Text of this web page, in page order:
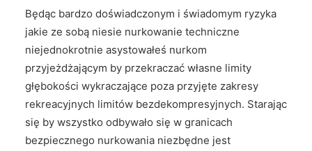
Będąc bardzo doświadczonym i świadomym ryzyka
jakie ze sobą niesie nurkowanie techniczne
niejednokrotnie asystowałeś nurkom
przyjeżdżającym by przekraczać własne limity
głębokości wykraczające poza przyjęte zakresy
rekreacyjnych limitów bezdekompresyjnych. Starając
się by wszystko odbywało się w granicach
bezpiecznego nurkowania niezbędne jest